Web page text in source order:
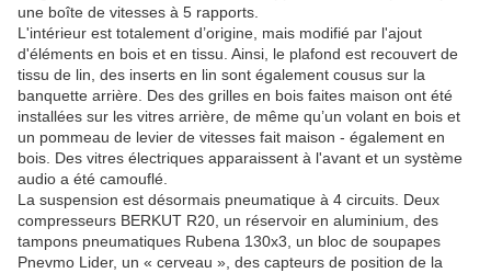
une boîte de vitesses à 5 rapports.
L'intérieur est totalement d’origine, mais modifié par l'ajout
d'éléments en bois et en tissu. Ainsi, le plafond est recouvert de
tissu de lin, des inserts en lin sont également cousus sur la
banquette arrière. Des des grilles en bois faites maison ont été
installées sur les vitres arrière, de même qu’un volant en bois et
un pommeau de levier de vitesses fait maison - également en
bois. Des vitres électriques apparaissent à l'avant et un système
audio a été camouflé.
La suspension est désormais pneumatique à 4 circuits. Deux
compresseurs BERKUT R20, un réservoir en aluminium, des
tampons pneumatiques Rubena 130x3, un bloc de soupapes
Pnevmo Lider, un « cerveau », des capteurs de position de la